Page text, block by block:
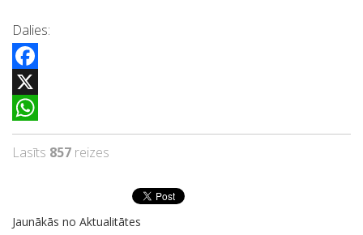
Dalies:
Facebook
X
WhatsApp
Lasīts 857 reizes
Jaunākās no Aktualitātes